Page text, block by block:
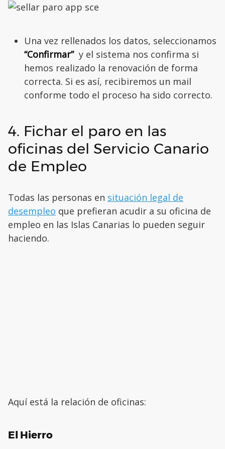
Una vez rellenados los datos, seleccionamos
“Confirmar”y el sistema nos confirma si
hemos realizado la renovación de forma
correcta. Si es así, recibiremos un mail
conforme todo el proceso ha sido correcto.
4. Fichar el paro en las
oficinas del Servicio Canario
de Empleo
Todas las personas en situación legal de
desempleo que prefieran acudir a su oficina de
empleo en las Islas Canarias lo pueden seguir
haciendo.
Aquí está la relación de oficinas:
El Hierro